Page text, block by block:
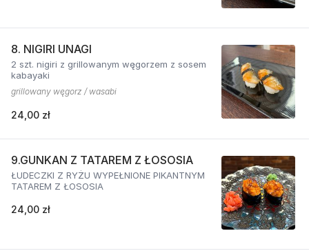
8. NIGIRI UNAGI
2 szt. nigiri z grillowanym węgorzem z sosem
kabayaki
grillowany węgorz / wasabi
24,00 zł
9.GUNKAN Z TATAREM Z ŁOSOSIA
ŁUDECZKI Z RYŻU WYPEŁNIONE PIKANTNYM
TATAREM Z ŁOSOSIA
24,00 zł